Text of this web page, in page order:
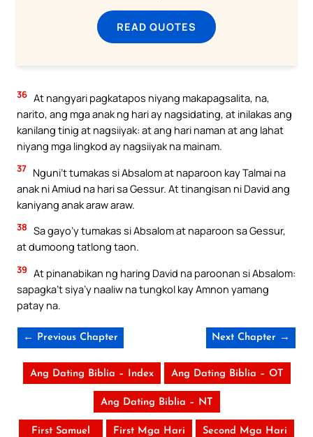
READ QUOTES
36 At nangyari pagkatapos niyang makapagsalita, na,
narito, ang mga anak ng hari ay nagsidating, at inilakas ang
kanilang tinig at nagsiiyak: at ang hari naman at ang lahat
niyang mga lingkod ay nagsiiyak na mainam.
37 Nguni’t tumakas si Absalom at naparoon kay Talmai na
anak ni Amiud na hari sa Gessur. At tinangisan ni David ang
kaniyang anak araw araw.
38 Sa gayo’y tumakas si Absalom at naparoon sa Gessur,
at dumoong tatlong taon.
39 At pinanabikan ng haring David na paroonan si Absalom:
sapagka’t siya’y naaliw na tungkol kay Amnon yamang
patay na.
← Previous Chapter Next Chapter →
Ang Dating Biblia – Index Ang Dating Biblia – OT
Ang Dating Biblia – NT
First Samuel First Mga Hari Second Mga Hari